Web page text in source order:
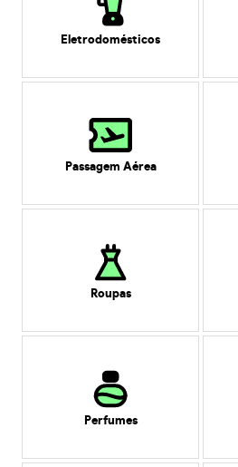
Eletrodomésticos
Passagem Aérea
Roupas
Perfumes